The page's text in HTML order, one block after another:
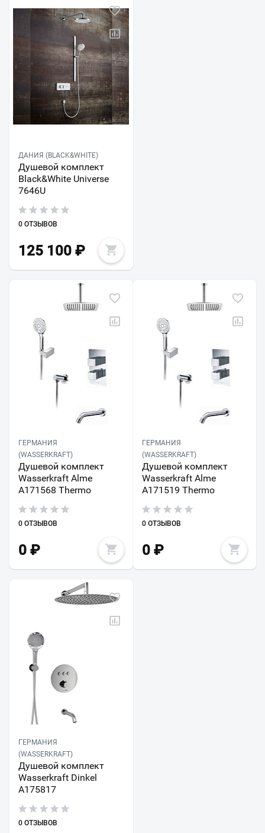
ДАНИЯ (BLACK&WHITE)
Душевой комплект
Black&White Universe
7646U
0 ОТЗЫВОВ
125 100 ₽
ГЕРМАНИЯ
(WASSERKRAFT)
Душевой комплект
Wasserkraft Alme
A171568 Thermo
0 ОТЗЫВОВ
0 ₽
ГЕРМАНИЯ
(WASSERKRAFT)
Душевой комплект
Wasserkraft Alme
A171519 Thermo
0 ОТЗЫВОВ
0₽
ГЕРМАНИЯ
(WASSERKRAFT)
Душевой комплект
Wasserkraft Dinkel
A175817
0 ОТЗЫВОВ